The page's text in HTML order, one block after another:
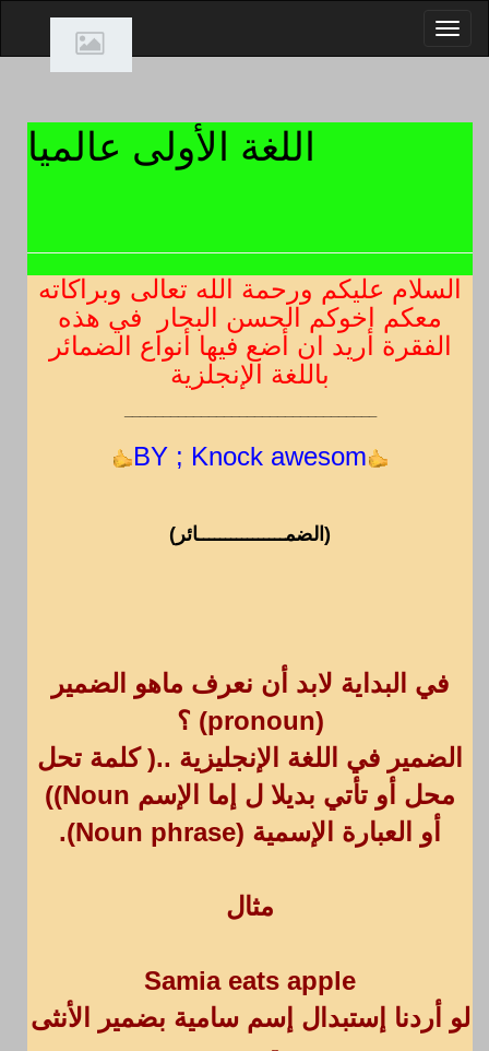
اللغة الأولى عالميا
السلام عليكم ورحمة الله تعالى وبراكاته
معكم اخوكم الحسن البحار في هذه
الفقرة أريد ان أضع فيها أنواع الضمائر
باللغة الإنجلزية
BY ; Knock awesom
(الضمــــــــــــــــائر)
في البداية لابد أن نعرف ماهو الضمير
(pronoun) ؟
الضمير في اللغة الإنجليزية ..( كلمة تحل
محل أو تأتي بديلا ل إما الإسم Noun))
أو العبارة الإسمية (Noun phrase).
مثال
Samia eats apple
لو أردنا إستبدال إسم سامية بضمير الأنثى